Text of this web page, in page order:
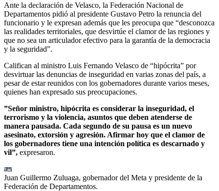
Ante la declaración de Velasco, la Federación Nacional de
Departamentos pidió al presidente Gustavo Petro la renuncia del
funcionario y le expresan además que les preocupa que “desconozca
las realidades territoriales, que desvirtúe el clamor de las regiones y
que no sea un articulador efectivo para la garantía de la democracia
y la seguridad”.
Califican al ministro Luis Fernando Velasco de “hipócrita” por
desvirtuar las denuncias de inseguridad en varias zonas del país, a
pesar de estar reunidos con los gobernadores durante varios meses,
quienes han expresado sus preocupaciones.
”Señor ministro, hipócrita es considerar la inseguridad, el
terrorismo y la violencia, asuntos que deben atenderse de
manera pausada. Cada segundo de su pausa es un nuevo
asesinato, extorsión y agresión. Afirmar hoy que el clamor de
los gobernadores tiene una intención política es descarnado y
vil”, expresaron.
Juan Guillermo Zuluaga, gobernador del Meta y presidente de la
Federación de Departamentos.